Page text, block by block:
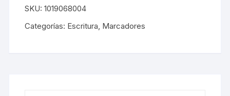
LISTA
DE
DESEOS
SKU:1019068004
Categorías: Escritura Marcadores